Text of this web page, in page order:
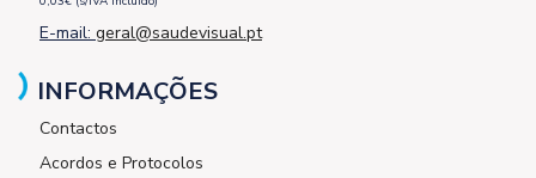
E-mail: geral@saudevisual.pt
INFORMAÇÕES
Contactos
Acordos e Protocolos